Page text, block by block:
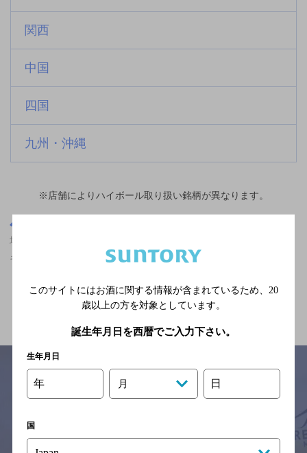
関西
中国
四国
九州・沖縄
※店舗によりハイボール取り扱い銘柄が異なります。
堺筋本町駅(大阪府)周辺500m,中華・韓国・焼肉,オシャレなフンイ
キ,2,000円以上～3,000円未満のお店
関連ページ
※それぞれのお店のメニューや営業時間などの掲載情報については、
予告なしに変更されることがありますので、
念のためお店にご確認の上ご来店くださいますようお願い申し上げま
このサイトにはお酒に関する情報が含まれているため、 20
歳以上の方を対象としています。
誕生年月日を西暦でご入力下さい。
生年月日
年 月 日
国